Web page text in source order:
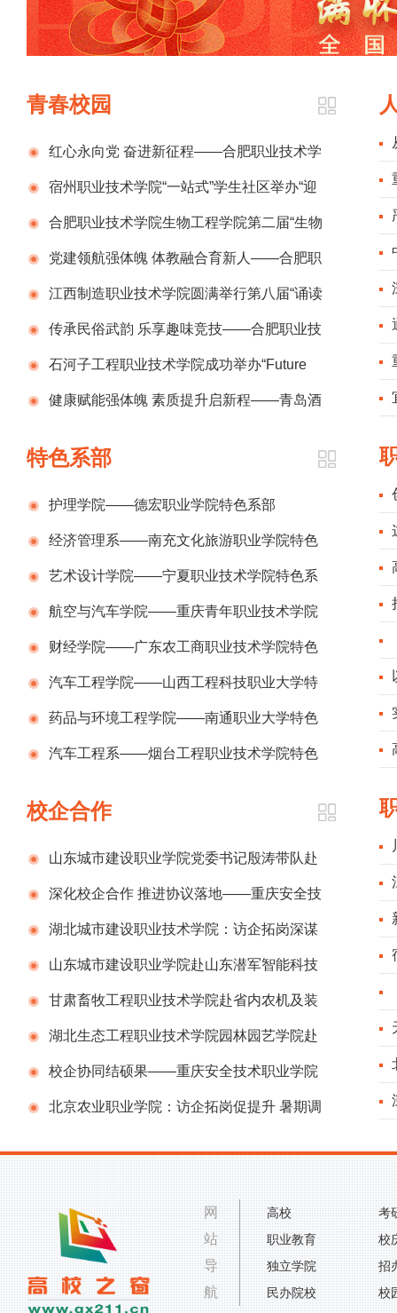
青春校园
红心永向党 奋进新征程——合肥职业技术学
院直属分党委举办庆祝中国共产党成立105周年
诗歌咏颂会
宿州职业技术学院“一站式”学生社区举办“迎
七一 颂党恩”书画摄影作品展
合肥职业技术学院生物工程学院第二届“生物
杯”师生气排球比赛圆满落幕
党建领航强体魄 体教融合育新人——合肥职
业技术学院第七届体育文化节圆满落幕
江西制造职业技术学院圆满举行第八届“诵读
中国”经典诵读大赛总决赛
传承民俗武韵 乐享趣味竞技——合肥职业技
术学院举办舞龙趣味挑战赛
石河子工程职业技术学院成功举办“Future
industry, future me”英语演讲比赛
健康赋能强体魄 素质提升启新程——青岛酒
满落幕
特色系部
护理学院——德宏职业学院特色系部
经济管理系——南充文化旅游职业学院特色
系部艺术设计学院——宁夏职业技术学院特色系
部 航空与汽车学院——重庆青年职业技术学院
特色系部
财经学院——广东农工商职业技术学院特色
系部汽车工程学院——山西工程科技职业大学特
色系部药品与环境工程学院——南通职业大学特色
系部汽车工程系——烟台工程职业技术学院特色
校企合作
山东城市建设职业学院党委书记殷涛带队赴
中建五局（山东）投资建设有限公司开展校企合
作交流
深化校企合作 推进协议落地——重庆安全技
术职业学院与重庆安保集团共商安全人才培养
湖北城市建设职业技术学院：访企拓岗深谋
合作，跟岗赋能强练内功
山东城市建设职业学院赴山东潜军智能科技
有限公司开展工作调研
甘肃畜牧工程职业技术学院赴省内农机及装
备制造企业专项考察交流
湖北生态工程职业技术学院园林园艺学院赴
沪杭地区开展企业调研工作
校企协同结硕果——重庆安全技术职业学院
两项无人机防控员团体标准正式实施
北京农业职业学院：访企拓岗促提升 暑期调
纪
育
纪
高
大
析
扶
业
广
书
工
作
网
站
导
航
高校
职业教育
独立学院
民办院校
考
校
招
校